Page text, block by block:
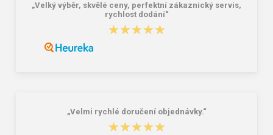
„Velký výběr, skvělé ceny, perfektní zákaznický servis,
rychlost dodání“
★★★★★
★★★★★
„Velmi rychlé doručení objednávky.“
★★★★★
★★★★★